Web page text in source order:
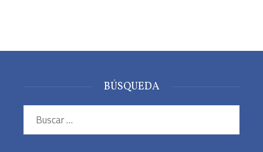
BÚSQUEDA
Buscar: